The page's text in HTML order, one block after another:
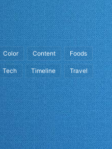
Color Content Foods
Tech Timeline Travel